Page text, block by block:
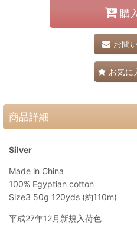
購
お問
お気に
商品詳細
Silver
Made in China
100% Egyptian cotton
Size3 50g 120yds (約110m)
平成27年12月新規入荷色